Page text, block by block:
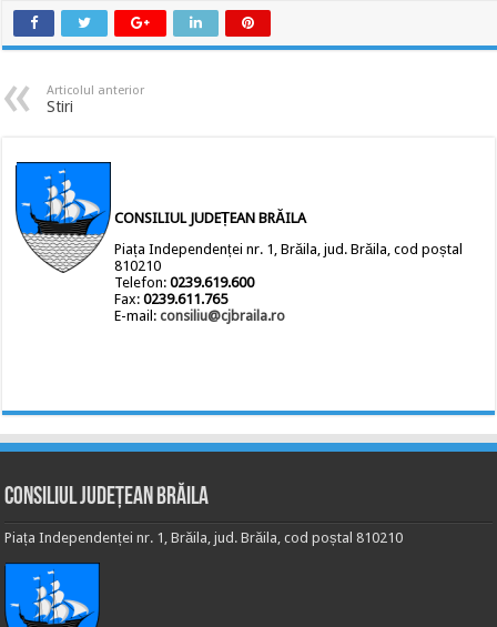
Articolul anterior
Stiri
CONSILIUL JUDEȚEAN BRĂILA
Piața Independenței nr. 1, Brăila, jud. Brăila, cod poștal
810210
Telefon:0239.619.600
Fax:0239.611.765
E-mail:consiliu@cjbraila.ro
Consiliul Județean Brăila
Piața Independenței nr. 1, Brăila, jud. Brăila, cod poștal 810210